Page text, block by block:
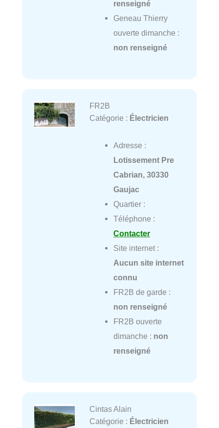
renseigné
Geneau Thierry
ouverte dimanche :
non renseigné
FR2B
Catégorie : Électricien
Adresse :
Lotissement Pre
Cabrian, 30330
Gaujac
Quartier :
Téléphone :
Contacter
Site internet :
Aucun site internet
connu
FR2B de garde :
non renseigné
FR2B ouverte
dimanche : non
renseigné
Cintas Alain
Catégorie : Électricien